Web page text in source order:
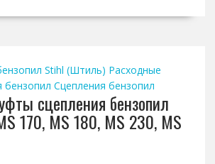
Stihl (Штиль) Расходные
бензопил Сцепления бензопил
сцепления бензопил
170, MS 180, MS 230, MS